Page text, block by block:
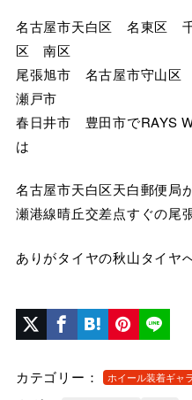
名古屋市天白区 名東区
区 南区
尾張旭市 名古屋市守山
瀬戸市
春日井市 豊田市でRAYS
は
名古屋市天白区天白郵便局
瀬港線晴丘交差点すぐの尾
ありがタイヤの秋山タイヤ
カテゴリー： ホイール装着ギャ